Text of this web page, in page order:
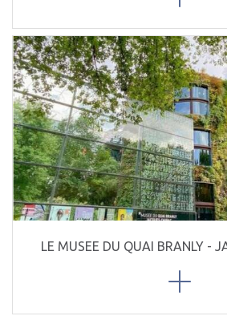
LE MUSEE DU QUAI BRANLY -